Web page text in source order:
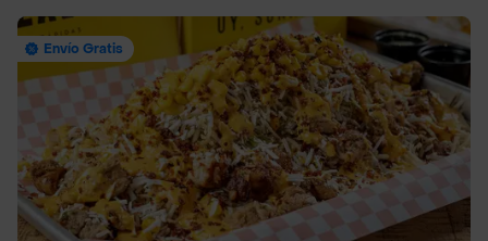
Envío Gratis